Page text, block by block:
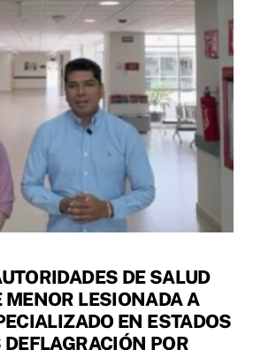
DE SALUD
MENOR LESIONADA A
EN ESTADOS
POR